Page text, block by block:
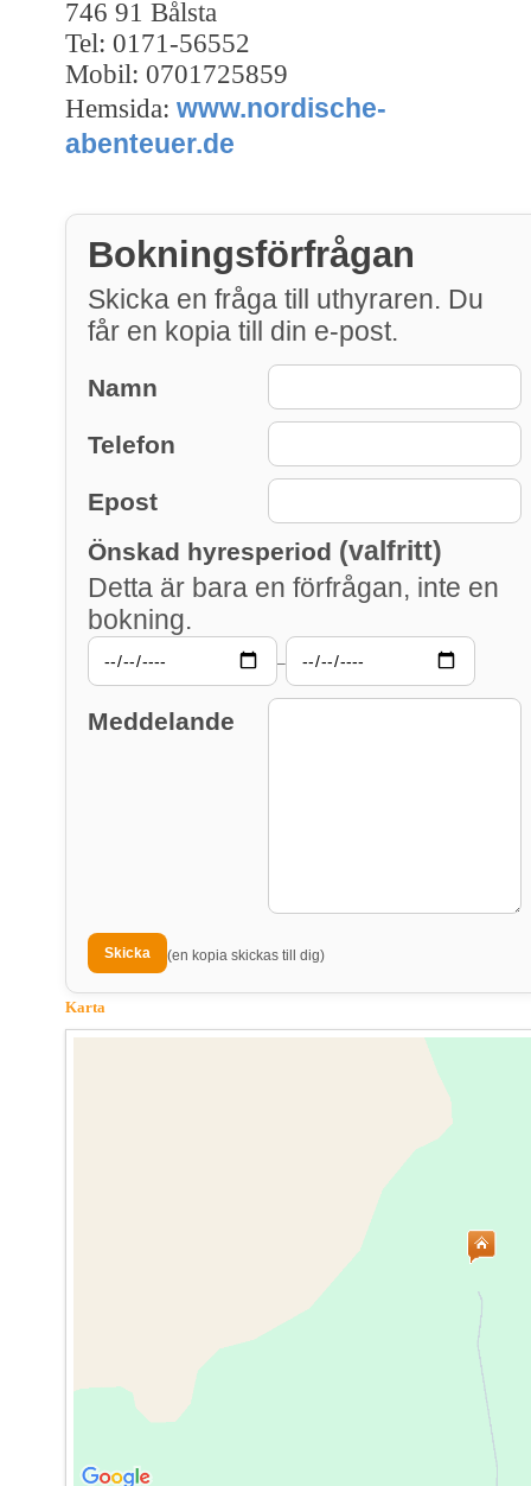
746 91 Bålsta
Tel: 0171-56552
Mobil: 0701725859
Hemsida: www.nordische-
abenteuer.de
Bokningsförfrågan
Skicka en fråga till uthyraren. Du
får en kopia till din e-post.
Namn
Telefon
Epost
Önskad hyresperiod (valfritt)
Detta är bara en förfrågan, inte en
bokning.
–
Meddelande
(en kopia skickas till dig)
Karta